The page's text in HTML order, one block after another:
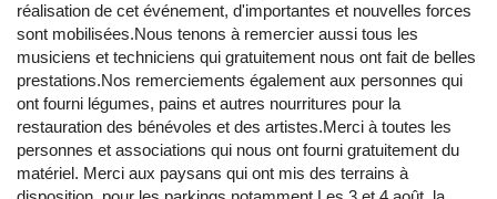
réalisation de cet événement, d'importantes et nouvelles forces
sont mobilisées.Nous tenons à remercier aussi tous les
musiciens et techniciens qui gratuitement nous ont fait de belles
prestations.Nos remerciements également aux personnes qui
ont fourni légumes, pains et autres nourritures pour la
restauration des bénévoles et des artistes.Merci à toutes les
personnes et associations qui nous ont fourni gratuitement du
matériel. Merci aux paysans qui ont mis des terrains à